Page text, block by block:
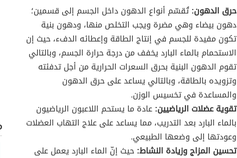
حرق الدهون:تُقسّم أنواع الدهون داخل الجسم إلى قسمين؛
دهون بيضاء وهي مضرة ويجب التخلص منها، ودهون بنية
تكون مفيدة للجسم في إنتاج الطاقة وإعطائه الدفء، حيث إن
الاستحمام بالماء البارد يخفف من درجة حرارة الجسم، وبالتالي
تقوم الدهون البنية بحرق السعرات الحرارية من أجل تدفئته
وتزويده بالطاقة، وبالتالي يساعد على حرق الدهون
والمساعدة في تخسيس الوزن.
تقوية عضلات الرياضيين:عادة ما يستحم اللاعبون الرياضيون
بالماء البارد بعد التدريب، مما يساعد على علاج التهاب العضلات
وعودتها إلى وضعها الطبيعي.
تحسين المزاج وزيادة النشاط:حيث إنّ الماء البارد يعمل على